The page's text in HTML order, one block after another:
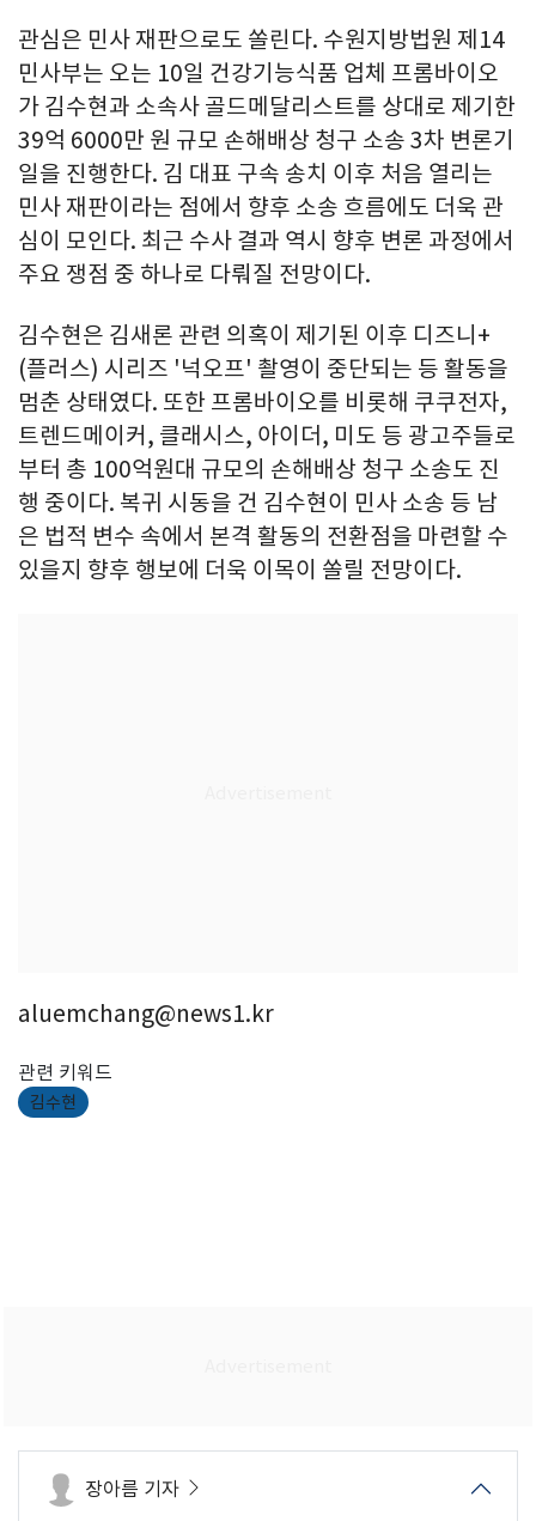
관심은 민사 재판으로도 쏠린다. 수원지방법원 제14
민사부는 오는 10일 건강기능식품 업체 프롬바이오
가 김수현과 소속사 골드메달리스트를 상대로 제기한
39억 6000만 원 규모 손해배상 청구 소송 3차 변론기
일을 진행한다. 김 대표 구속 송치 이후 처음 열리는
민사 재판이라는 점에서 향후 소송 흐름에도 더욱 관
심이 모인다. 최근 수사 결과 역시 향후 변론 과정에서
주요 쟁점 중 하나로 다뤄질 전망이다.
김수현은 김새론 관련 의혹이 제기된 이후 디즈니+
(플러스) 시리즈 '넉오프' 촬영이 중단되는 등 활동을
멈춘 상태였다. 또한 프롬바이오를 비롯해 쿠쿠전자,
트렌드메이커, 클래시스, 아이더, 미도 등 광고주들로
부터 총 100억원대 규모의 손해배상 청구 소송도 진
행 중이다. 복귀 시동을 건 김수현이 민사 소송 등 남
은 법적 변수 속에서 본격 활동의 전환점을 마련할 수
있을지 향후 행보에 더욱 이목이 쏠릴 전망이다.
aluemchang@news1.kr
관련 키워드
김수현
장아름 기자